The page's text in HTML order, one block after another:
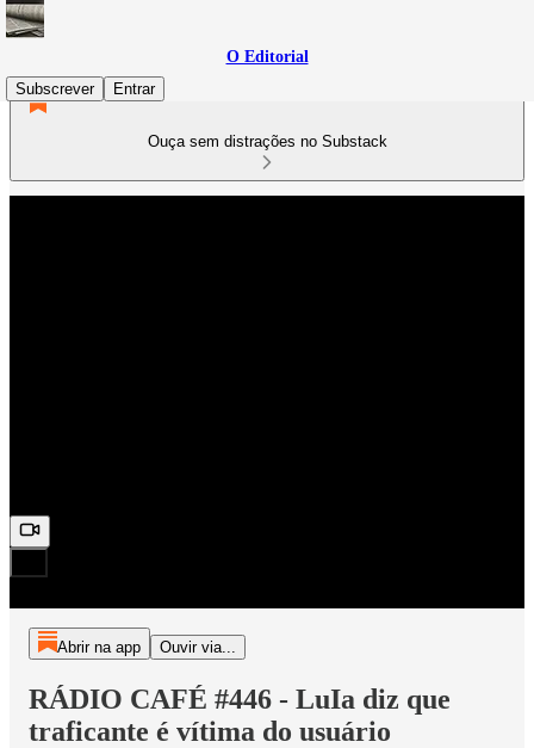
O Editorial
Subscrever
Entrar
Ouça sem distrações no Substack
Abrir na app Ouvir via...
RÁDIO CAFÉ #446 - LuIa diz que
traficante é vítima do usuário